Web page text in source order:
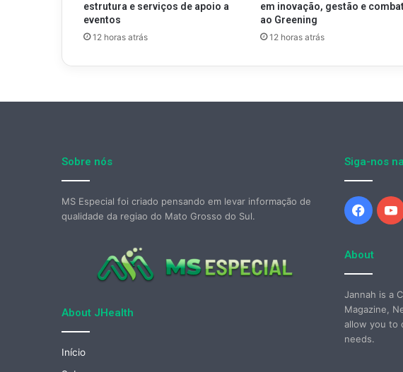
estrutura e serviços de apoio a
eventos
12 horas atrás
em inovação, gestão e
ao Greening
12 horas atrás
Sobre nós
MS Especial foi criado pensando em levar informação de
qualidade da regiao do Mato Grosso do Sul.
About JHealth
Início
Siga-nos
About
Jannah is a
Magazine,
allow you to
needs.